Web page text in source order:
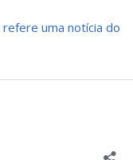
refere uma notícia do